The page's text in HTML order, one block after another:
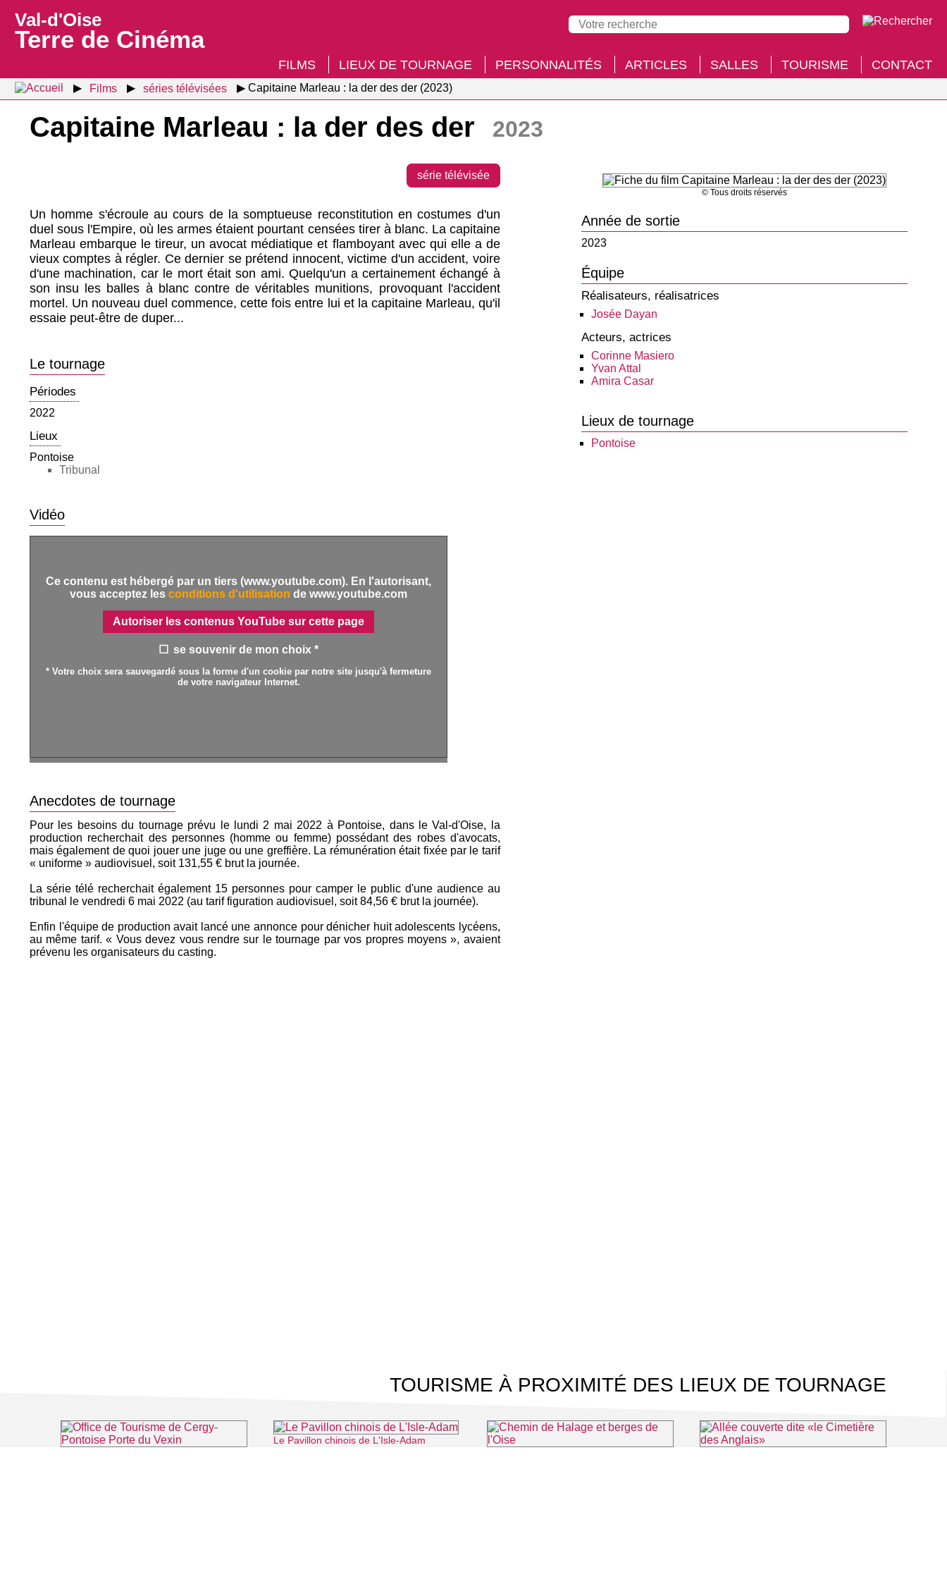
Val-d'Oise
Terre de Cinéma
FILMS LIEUX DE TOURNAGE PERSONNALITÉS ARTICLES SALLES TOURISME CONTACT
Films séries télévisées Capitaine Marleau : la der des der (2023)
Capitaine Marleau : la der des der 2023
série télévisée
Un homme s'écroule au cours de la somptueuse reconstitution en costumes d'un
duel sous l'Empire, où les armes étaient pourtant censées tirer à blanc. La capitaine
Marleau embarque le tireur, un avocat médiatique et flamboyant avec qui elle a de
vieux comptes à régler. Ce dernier se prétend innocent, victime d'un accident, voire
d'une machination, car le mort était son ami. Quelqu'un a certainement échangé à
son insu les balles à blanc contre de véritables munitions, provoquant l'accident
mortel. Un nouveau duel commence, cette fois entre lui et la capitaine Marleau, qu'il
essaie peut-être de duper...
Le tournage
Périodes
2022
Lieux
Pontoise
Tribunal
Vidéo
Ce contenu est hébergé par un tiers (www.youtube.com). En l'autorisant,
vous acceptez les conditions d'utilisation de www.youtube.com
Autoriser les contenus YouTube sur cette page
se souvenir de mon choix *
* Votre choix sera sauvegardé sous la forme d'un cookie par notre site jusqu'à fermeture
de votre navigateur Internet.
Anecdotes de tournage
Pour les besoins du tournage prévu le lundi 2 mai 2022 à Pontoise, dans le Val-d'Oise, la
production recherchait des personnes (homme ou femme) possédant des robes d'avocats,
mais également de quoi jouer une juge ou une greffière. La rémunération était fixée par le tarif
« uniforme » audiovisuel, soit 131,55 € brut la journée.
La série télé recherchait également 15 personnes pour camper le public d'une audience au
tribunal le vendredi 6 mai 2022 (au tarif figuration audiovisuel, soit 84,56 € brut la journée).
Enfin l'équipe de production avait lancé une annonce pour dénicher huit adolescents lycéens,
au même tarif. « Vous devez vous rendre sur le tournage par vos propres moyens », avaient
prévenu les organisateurs du casting.
© Tous droits réservés
Année de sortie
2023
Équipe
Réalisateurs, réalisatrices
Josée Dayan
Acteurs, actrices
Corinne Masiero
Yvan Attal
Amira Casar
Lieux de tournage
Pontoise
TOURISME À PROXIMITÉ DES LIEUX DE TOURNAGE
Le Pavillon chinois de L'Isle-Adam